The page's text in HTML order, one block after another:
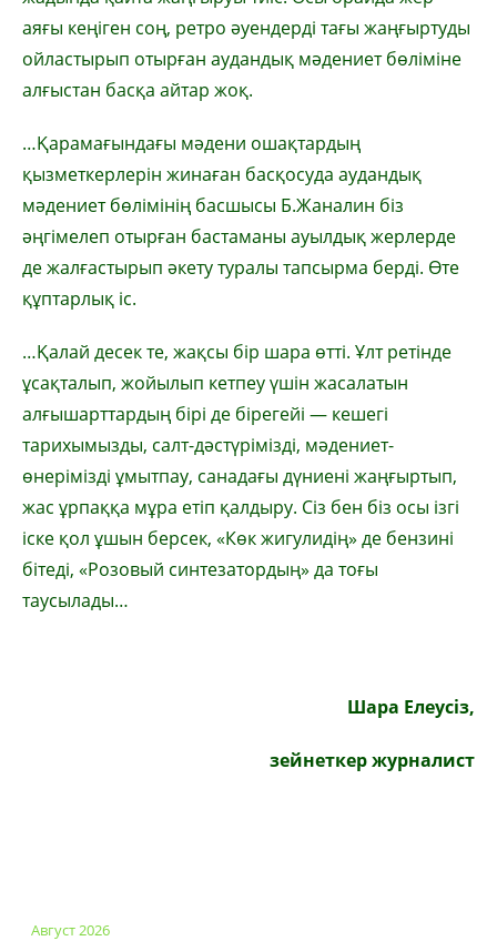
аяғы кеңіген соң, ретро әуендерді тағы жаңғыртуды
ойластырып отырған аудандық мәдениет бөліміне
алғыстан басқа айтар жоқ.
…Қарамағындағы мәдени ошақтардың
қызметкерлерін жинаған басқосуда аудандық
мәдениет бөлімінің басшысы Б.Жаналин біз
әңгімелеп отырған бастаманы ауылдық жерлерде
де жалғастырып әкету туралы тапсырма берді. Өте
құптарлық іс.
…Қалай десек те, жақсы бір шара өтті. Ұлт ретінде
ұсақталып, жойылып кетпеу үшін жасалатын
алғышарттардың бірі де бірегейі — кешегі
тарихымызды, салт-дәстүрімізді, мәдениет-
өнерімізді ұмытпау, санадағы дүниені жаңғыртып,
жас ұрпаққа мұра етіп қалдыру. Сіз бен біз осы ізгі
іске қол ұшын берсек, «Көк жигулидің» де бензині
бітеді, «Розовый синтезатордың» да тоғы
таусылады…
Шара Елеусіз,
зейнеткер журналист
Август 2026